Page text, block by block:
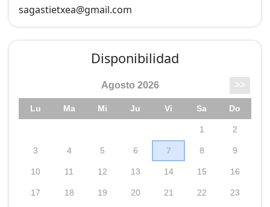
sagastietxea@gmail.com
Disponibilidad